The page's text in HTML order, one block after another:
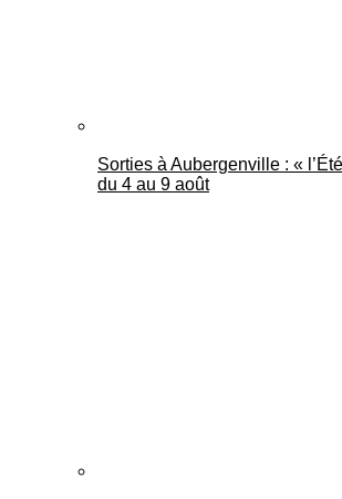
Sorties à Aubergenville : «
du 4 au 9 août